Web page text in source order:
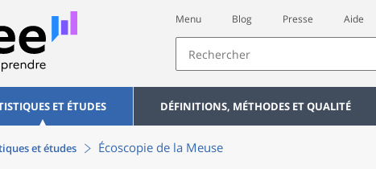
Menu Blog Presse Aide
ET ÉTUDES DÉFINITIONS, MÉTHODES ET QUALITÉ
et études Écoscopie de la Meuse